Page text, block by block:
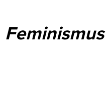
Feminismus